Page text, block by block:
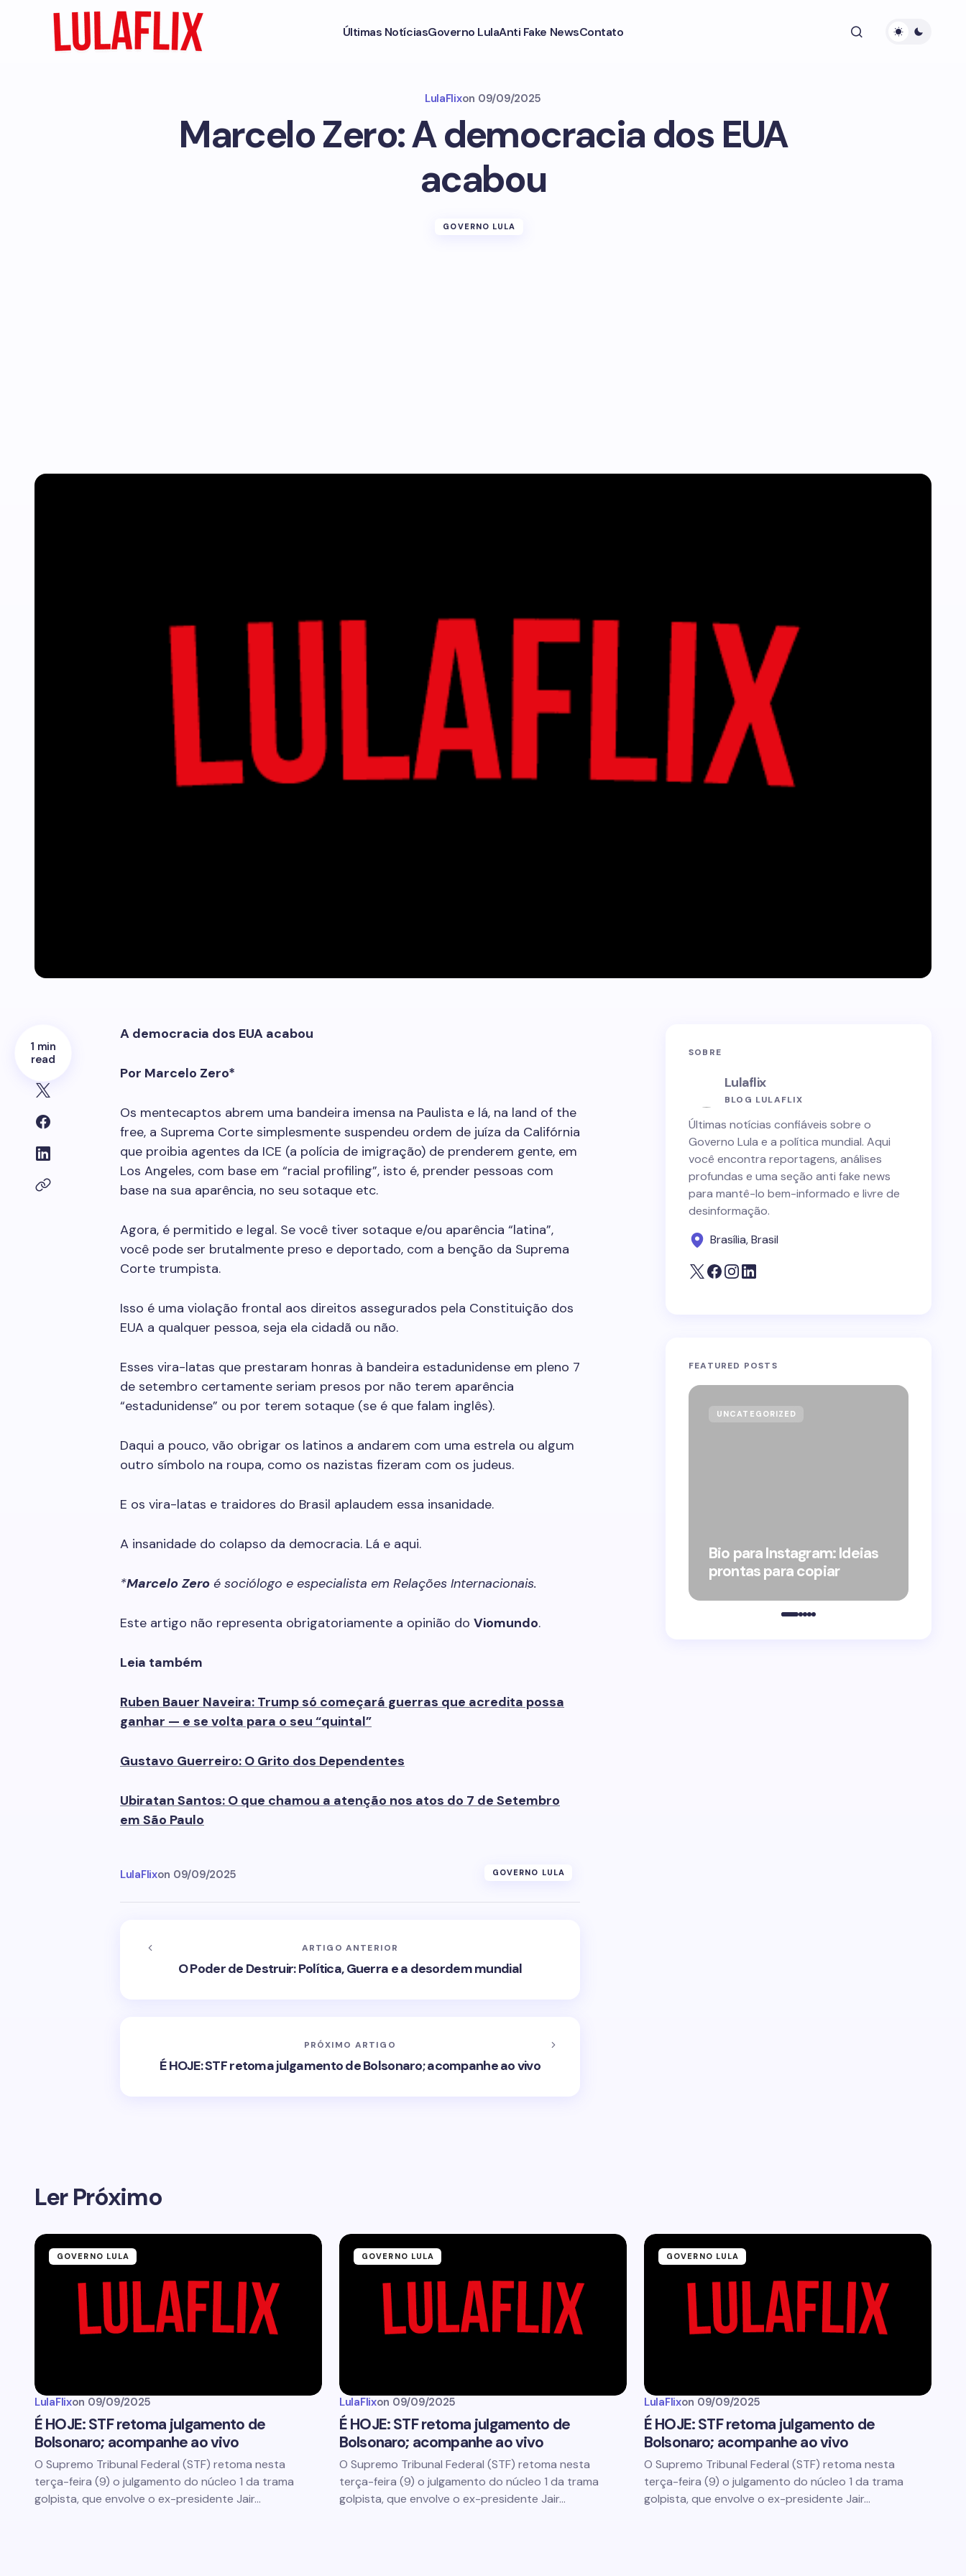
Últimas NotíciasGoverno LulaAnti Fake NewsContato
LulaFlixon 09/09/2025
Marcelo Zero: A democracia dos EUA
acabou
GOVERNO LULA
1 min
read
A democracia dos EUA acabou
Por Marcelo Zero*
Os mentecaptos abrem uma bandeira imensa na Paulista e lá, na land of the
free, a Suprema Corte simplesmente suspendeu ordem de juíza da Califórnia
que proibia agentes da ICE (a polícia de imigração) de prenderem gente, em
Los Angeles, com base em “racial profiling”, isto é, prender pessoas com
base na sua aparência, no seu sotaque etc.
Agora, é permitido e legal. Se você tiver sotaque e/ou aparência “latina”,
você pode ser brutalmente preso e deportado, com a benção da Suprema
Corte trumpista.
Isso é uma violação frontal aos direitos assegurados pela Constituição dos
EUA a qualquer pessoa, seja ela cidadã ou não.
Esses vira-latas que prestaram honras à bandeira estadunidense em pleno 7
de setembro certamente seriam presos por não terem aparência
“estadunidense” ou por terem sotaque (se é que falam inglês).
Daqui a pouco, vão obrigar os latinos a andarem com uma estrela ou algum
outro símbolo na roupa, como os nazistas fizeram com os judeus.
E os vira-latas e traidores do Brasil aplaudem essa insanidade.
A insanidade do colapso da democracia. Lá e aqui.
*Marcelo Zero é sociólogo e especialista em Relações Internacionais.
Este artigo não representa obrigatoriamente a opinião do Viomundo.
Leia também
Ruben Bauer Naveira: Trump só começará guerras que acredita possa
ganhar — e se volta para o seu “quintal”
Gustavo Guerreiro: O Grito dos Dependentes
Ubiratan Santos: O que chamou a atenção nos atos do 7 de Setembro
em São Paulo
LulaFlixon 09/09/2025 GOVERNO LULA
ARTIGO ANTERIOR
O Poder de Destruir: Política, Guerra e a desordem mundial
PRÓXIMO ARTIGO
É HOJE: STF retoma julgamento de Bolsonaro; acompanhe ao vivo
SOBRE
Lulaflix
BLOG LULAFLIX
Últimas notícias confiáveis sobre o
Governo Lula e a política mundial. Aqui
você encontra reportagens, análises
profundas e uma seção anti fake news
para mantê-lo bem-informado e livre de
desinformação.
Brasília, Brasil
FEATURED POSTS
UNCATEGORIZED
Bio para Instagram: Ideias
prontas para copiar
Ler Próximo
GOVERNO LULA
LulaFlixon 09/09/2025
É HOJE: STF retoma julgamento de
Bolsonaro; acompanhe ao vivo
O Supremo Tribunal Federal (STF) retoma nesta
terça-feira (9) o julgamento do núcleo 1 da trama
golpista, que envolve o ex-presidente Jair…
GOVERNO LULA
LulaFlixon 09/09/2025
É HOJE: STF retoma julgamento de
Bolsonaro; acompanhe ao vivo
O Supremo Tribunal Federal (STF) retoma nesta
terça-feira (9) o julgamento do núcleo 1 da trama
golpista, que envolve o ex-presidente Jair…
GOVERNO LULA
LulaFlixon 09/09/2025
É HOJE: STF retoma julgamento de
Bolsonaro; acompanhe ao vivo
O Supremo Tribunal Federal (STF) retoma nesta
terça-feira (9) o julgamento do núcleo 1 da trama
golpista, que envolve o ex-presidente Jair…